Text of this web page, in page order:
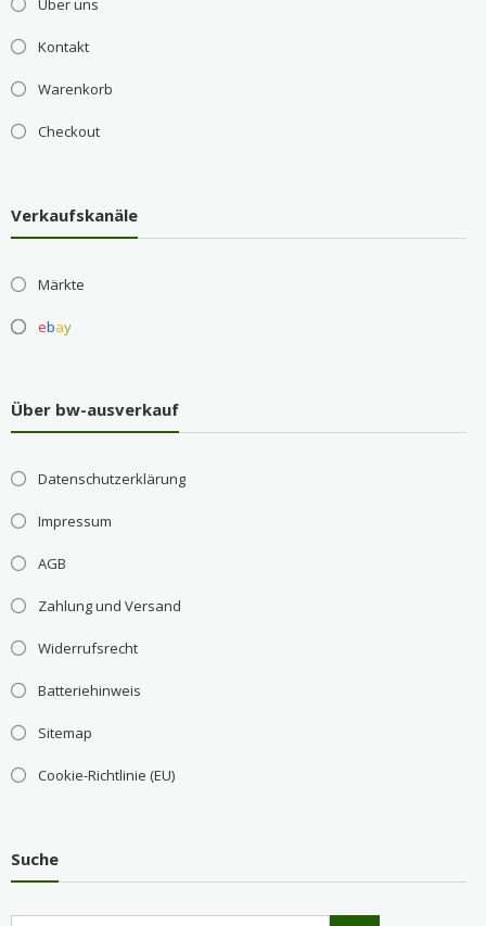
Über uns
Kontakt
Warenkorb
Checkout
Verkaufskanäle
Märkte
ebay
Über bw-ausverkauf
Datenschutzerklärung
Impressum
AGB
Zahlung und Versand
Widerrufsrecht
Batteriehinweis
Sitemap
Cookie-Richtlinie (EU)
Suche